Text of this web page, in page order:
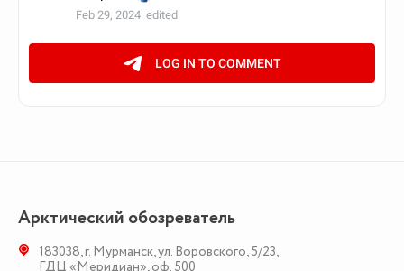
Арктический обозреватель
183038,г. Мурманск,ул. Воровского, 5/23,
ГДЦ «Меридиан», оф. 500